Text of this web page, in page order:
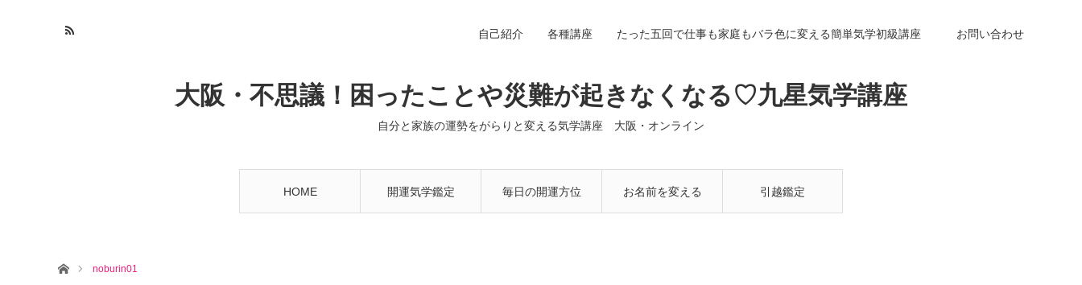
大阪・不思議！困ったことや災難が起きなくなる♡九星気学講座
自分と家族の運勢をがらりと変える気学講座 大阪・オンライン
HOME 開運気学鑑定 毎日の開運方位 お名前を変える 引越鑑定
自己紹介 各種講座 たった五回で仕事も家庭もバラ色に変える簡単気学初級講座 お問い合わせ
ホームnoburin01